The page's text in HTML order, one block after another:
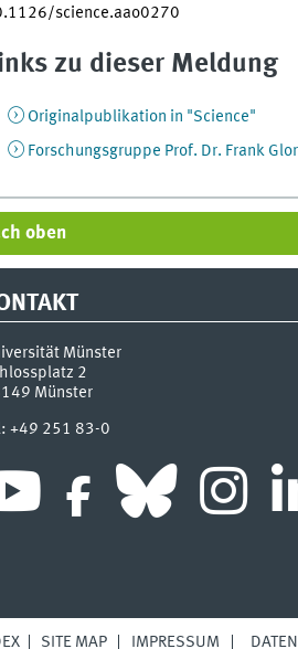
science.aao0270
zu dieser Meldung
Originalpublikation in "Science"
Forschungsgruppe Prof. Dr. Frank
oben
Münster
2
Münster
+49 251 83-0
SITE MAP IMPRESSUM